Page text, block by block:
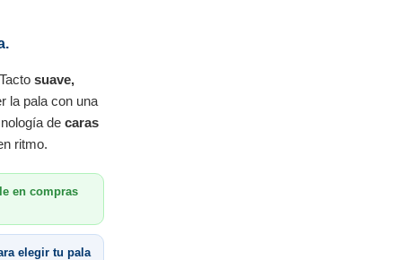
suave,
la pala con una
de caras
ritmo.
en compras
elegir tu pala